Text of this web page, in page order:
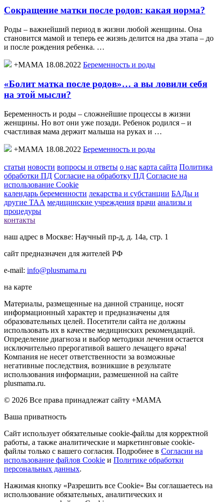
Сокращение матки после родов: какая норма?
Роды – важнейший период в жизни любой женщины. Она
становится мамой и теперь ее жизнь делится на два этапа – до
и после рождения ребенка. …
+МАМА 18.08.2022 Беременность и роды
«Болит матка после родов»… а вы ловили себя
на этой мысли?
Беременность и роды – сложнейшие процессы в жизни
женщины. Но вот они уже позади. Ребенок родился – и
счастливая мама держит малыша на руках и …
+МАМА 18.08.2022 Беременность и роды
статьи новости вопросы и ответы о нас карта сайта Политика
обработки ПД Согласие на обработку ПД Согласие на
использование Cookie
календарь беременности лекарства и субстанции БАДы и
другие ТАА медицинские учреждения врачи анализы и
процедуры
контакты
наш адрес в Москве: Научный пр-д, д. 14а, стр. 1
сайт предназначен для жителей РФ
e-mail: info@plusmama.ru
на карте
Материалы, размещенные на данной странице, носят
информационный характер и предназначены для
образовательных целей. Посетители сайта не должны
использовать их в качестве медицинских рекомендаций.
Определение диагноза и выбор методики лечения остается
исключительно прерогативой вашего лечащего врача!
Компания не несет ответственности за возможные
негативные последствия, возникшие в результате
использования информации, размешенной на сайте
plusmama.ru.
© 2026 Все права принадлежат сайту +МАМА
Ваша приватность
Сайт использует обязательные cookie-файлы для корректной
работы, а также аналитические и маркетинговые cookie-
файлы только с вашего согласия. Подробнее в Согласии на
использование файлов Cookie и Политике обработки
персональных данных.
Нажимая кнопку «Разрешить все Cookie» Вы соглашаетесь на
использование обязательных, аналитических и